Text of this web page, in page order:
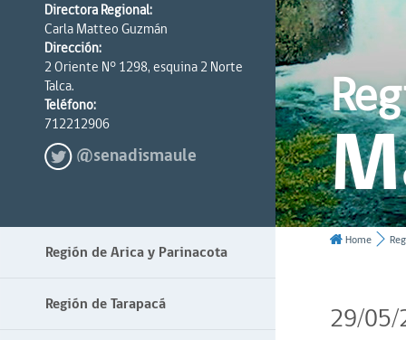
Directora Regional:
Carla Matteo Guzmán
Dirección:
2 Oriente N° 1298, esquina 2 Norte
Talca.
Teléfono:
712212906
@senadismaule
Región de Arica y Parinacota
Región de Tarapacá
Home
29/